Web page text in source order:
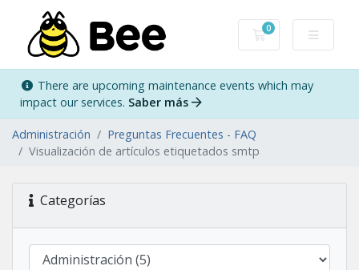
0
Carro de Pedidos
There are upcoming maintenance events which may
impact our services. Saber más
Administración
Preguntas Frecuentes - FAQ
Visualización de artículos etiquetados smtp
Categorías